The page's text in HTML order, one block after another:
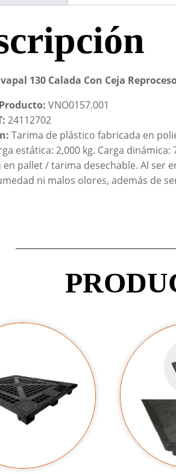
130 Calada Con Ceja
VNO0157.001
24112702
Tarima de plástico fabricada en
estática: 2,000 kg. Carga
en pallet / tarima desechable. Al ser
ni malos olores, además de